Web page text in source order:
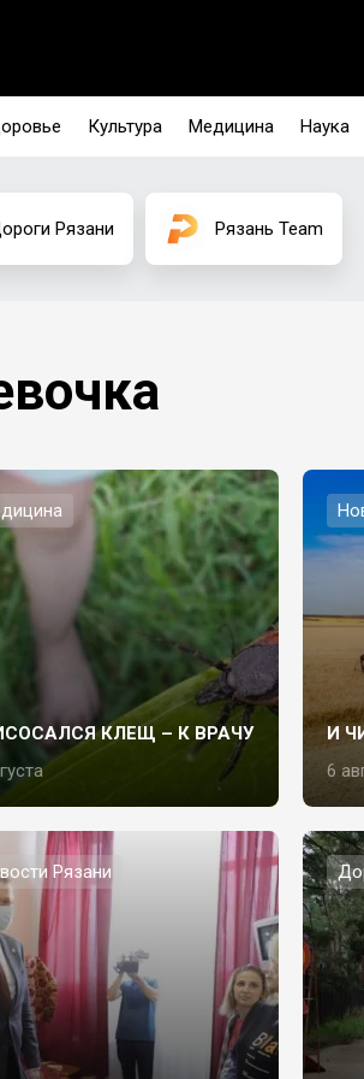
Культура Медицина Наука
Рязани Рязань Team
КЛЕЩ – К ВРАЧУ
И
6
Рязани